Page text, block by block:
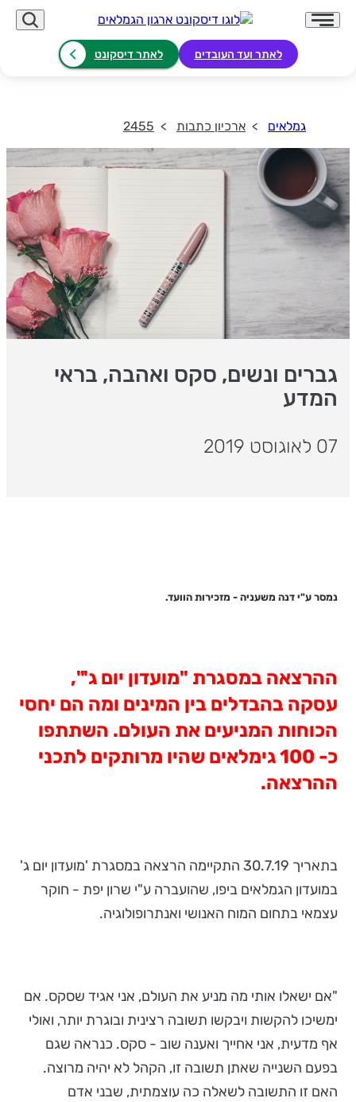
לאתר ועד העובדים לאתר דיסקונט
גמלאים ארכיון כתבות 2455
גברים ונשים, סקס ואהבה, בראי
המדע
07 לאוגוסט 2019
נמסר ע"י דנה משעניה - מזכירות הוועד.
ההרצאה במסגרת "מועדון יום ג'",
עסקה בהבדלים בין המינים ומה הם יחסי
הכוחות המניעים את העולם. השתתפו
כ- 100 גימלאים שהיו מרותקים לתכני
ההרצאה.
בתאריך 30.7.19 התקיימה הרצאה במסגרת 'מועדון יום ג'
במועדון הגמלאים ביפו, שהועברה ע"י שרון יפת - חוקר
עצמאי בתחום המוח האנושי ואנתרופולוגיה.
"אם ישאלו אותי מה מניע את העולם, אני אגיד שסקס. אם
ימשיכו להקשות ויבקשו תשובה רצינית ובוגרת יותר, ואולי
אף מדעית, אני אחייך ואענה שוב - סקס. כנראה שגם
בפעם השנייה שאתן תשובה זו, הקהל לא יהיה מרוצה.
האם זו התשובה לשאלה כה עוצמתית, שבני אדם